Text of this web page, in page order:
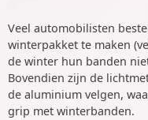
Veel automobilisten
winterpakket te maken
de winter hun banden
Bovendien zijn de
de aluminium velgen,
grip met winterbanden.